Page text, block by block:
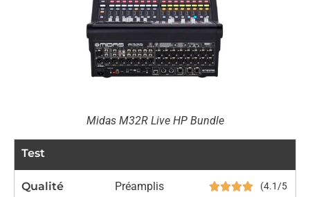
Midas M32R Live HP Bundle
Test
Qualité
Préamplis
(4.1/5